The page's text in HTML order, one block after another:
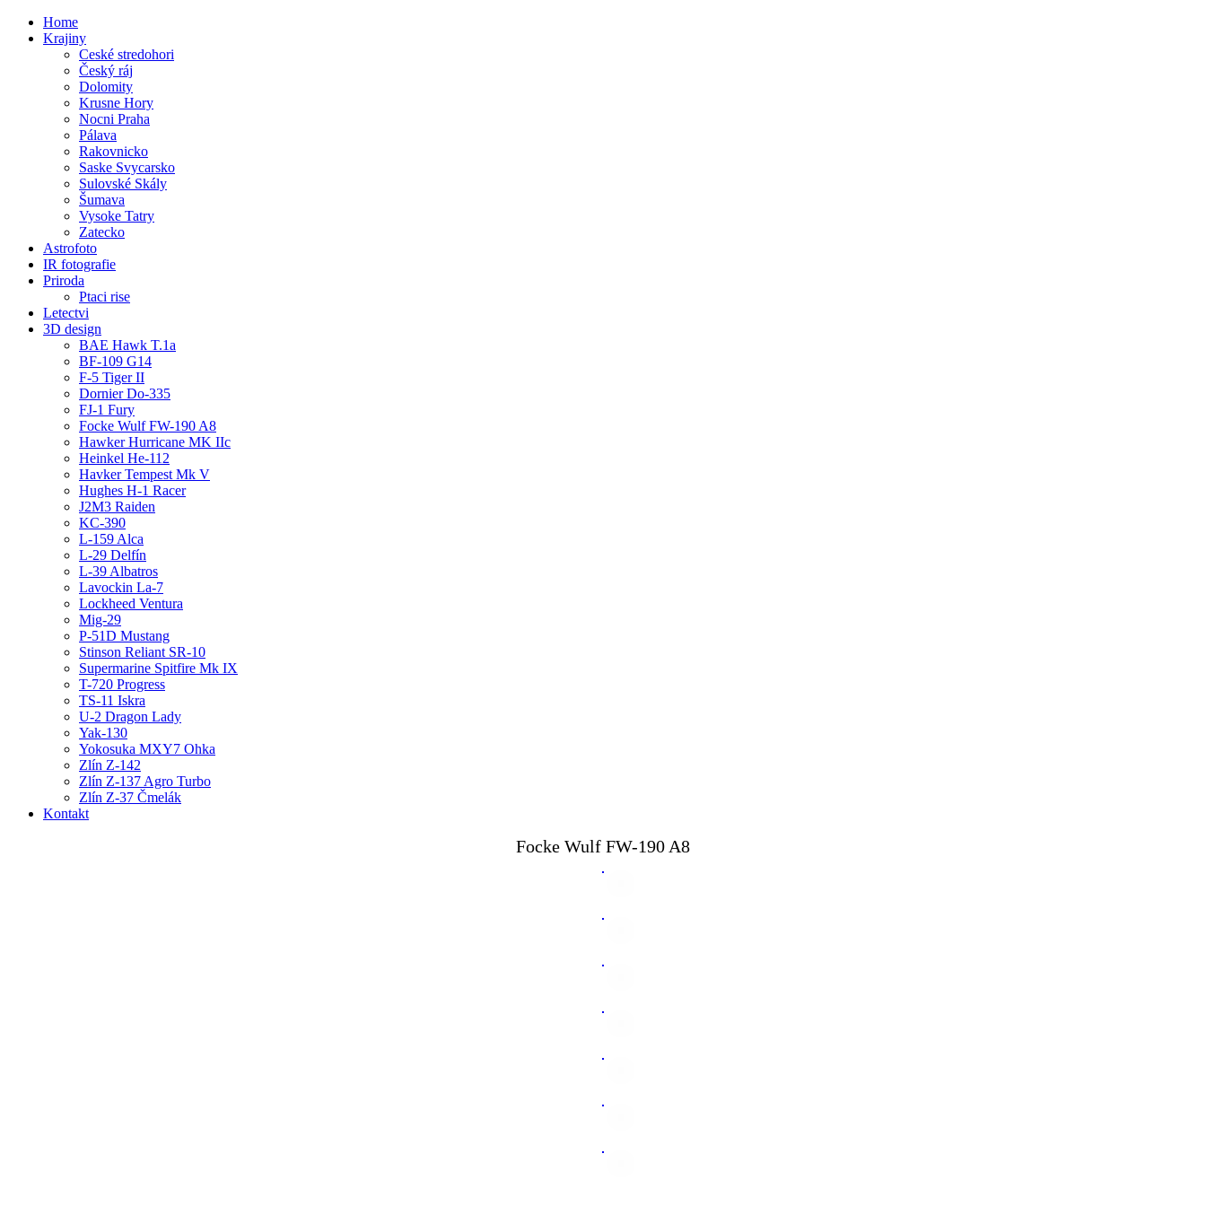
Home
Krajiny
Ceské stredohori
Český ráj
Dolomity
Krusne Hory
Nocni Praha
Pálava
Rakovnicko
Saske Svycarsko
Sulovské Skály
Šumava
Vysoke Tatry
Zatecko
Astrofoto
IR fotografie
Priroda
Ptaci rise
Letectvi
3D design
BAE Hawk T.1a
BF-109 G14
F-5 Tiger II
Dornier Do-335
FJ-1 Fury
Focke Wulf FW-190 A8
Hawker Hurricane MK IIc
Heinkel He-112
Havker Tempest Mk V
Hughes H-1 Racer
J2M3 Raiden
KC-390
L-159 Alca
L-29 Delfín
L-39 Albatros
Lavockin La-7
Lockheed Ventura
Mig-29
P-51D Mustang
Stinson Reliant SR-10
Supermarine Spitfire Mk IX
T-720 Progress
TS-11 Iskra
U-2 Dragon Lady
Yak-130
Yokosuka MXY7 Ohka
Zlín Z-142
Zlín Z-137 Agro Turbo
Zlín Z-37 Čmelák
Kontakt
Focke Wulf FW-190 A8